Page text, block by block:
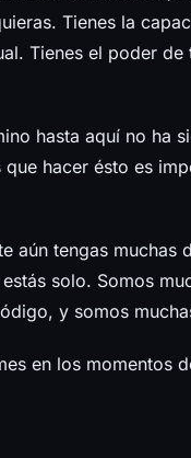
Tienes la
Tienes el poder
hasta aquí no ha
que hacer ésto es
aún tengas muchas
solo. Somos
y somos
en los momentos